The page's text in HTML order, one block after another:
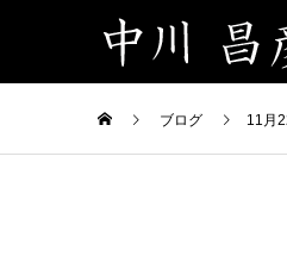
ブログ 11月